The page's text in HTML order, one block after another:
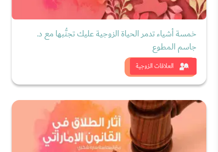
العلاقات الزوجية
خمسة أشياء تدمر الحياة الزوجية عليك تجنُّبها مع د.
جاسم المطوع
شاهد الان